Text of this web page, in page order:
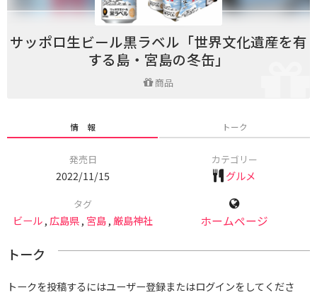
サッポロ生ビール黒ラベル「世界文化遺産を有
する島・宮島の冬缶」
商品
情 報 トーク
発売日
2022/11/15
カテゴリー
グルメ
タグ
ビール, 広島県, 宮島, 厳島神社 ホームページ
トーク
トークを投稿するにはユーザー登録またはログインをしてくださ